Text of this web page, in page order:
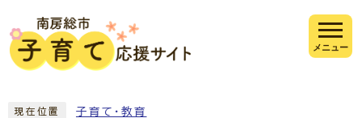
メニュー
現在位置 子育て・教育